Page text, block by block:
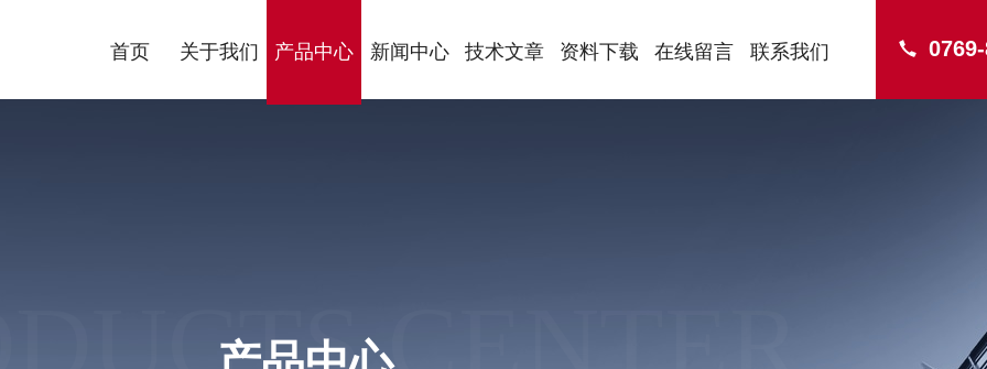
首页 关于我们 产品中心 新闻中心 技术文章 资料下载 在线留言 联系我们
CENTER